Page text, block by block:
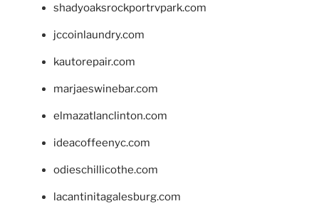
shadyoaksrockportrvpark.com
jccoinlaundry.com
kautorepair.com
marjaeswinebar.com
elmazatlanclinton.com
ideacoffeenyc.com
odieschillicothe.com
lacantinitagalesburg.com